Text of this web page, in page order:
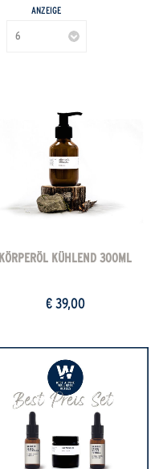
ANZEIGE
KÖRPERÖL KÜHLEND 300ML
€ 39,00